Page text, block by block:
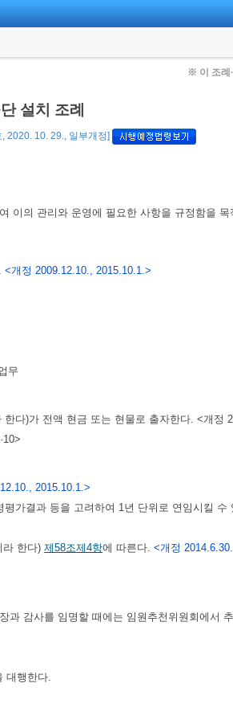
※ 이 조례
설치 조례
2020. 10. 29., 일부개정]
이의 관리와 운영에 필요한 사항을 규정함을 목
<개정 2009.12.10., 2015.10.1.>
무
다)가 전액 현금 또는 현물로 출자한다. <개정
2015.10.1.>
가결과 등을 고려하여 1년 단위로 연임시킬 수
라 한다) 제58조제4항에 따른다. <개정
감사를 임명할 때에는 임원추천위원회에서
대행한다.